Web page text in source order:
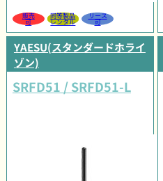
販売
可
同等製品
レンタル
リース
可
YAESU(スタンダードホライ
ゾン)
SRFD51 / SRFD51-L